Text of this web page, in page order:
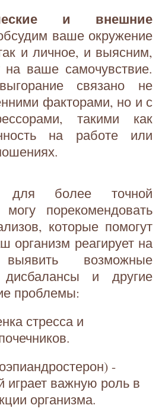
и внешние
ваше окружение
и личное, и выясним,
на ваше самочувствие.
связано не
факторами, но и с
такими как
на работе или
для более точной
порекомендовать
которые помогут
организм реагирует на
возможные
дисбалансы и другие
проблемы:
стресса и
-
играет важную роль в
организма.